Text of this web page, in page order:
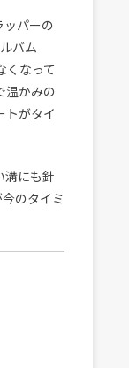
パーの
バム
くなって
温かみの
トがタイ
溝にも針
のタイミ